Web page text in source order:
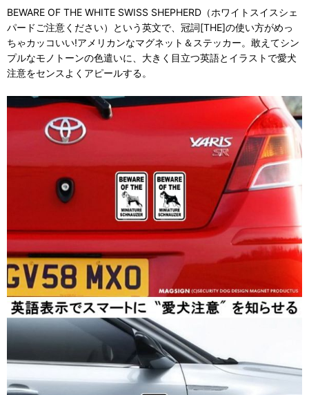
BEWARE OF THE WHITE SWISS SHEPHERD（ホワイトスイスシェ
パードご注意ください）という英文で、冠詞[THE]の使い方がめっ
ちゃカッコいい!アメリカンなマグネット＆ステッカー。敢えてシン
プルなモノトーンの色遣いに、大きく目立つ英語とイラストで愛犬
注意をセンスよくアピールする。